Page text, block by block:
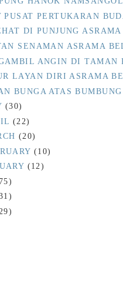
PUSAT PERTUKARAN
DI PUNJUNG
SENAMAN ASRAMA
ANGIN DI TAMAN
LAYAN DIRI ASRAMA
BUNGA ATAS
(30)
(22)
(20)
(10)
(12)